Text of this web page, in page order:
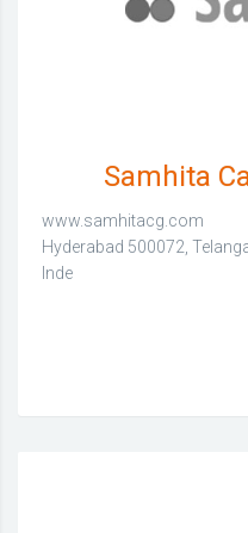
Samhita
www.samhitacg.com
Hyderabad 500072,
Inde